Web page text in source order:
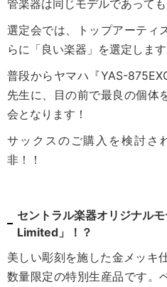
管楽器は同じモデルであって
選定会では、トップアーティ
らに「良い楽器」を選定します
普段からヤマハ『YAS-
先生に、目の前で最良の個体
会となります！
サックスのご購入を検討さ
非！！
セントラル楽器オリジナル
Limited」！？
美しい彫刻を施した金メッキ
数量限定の特別生産品です。